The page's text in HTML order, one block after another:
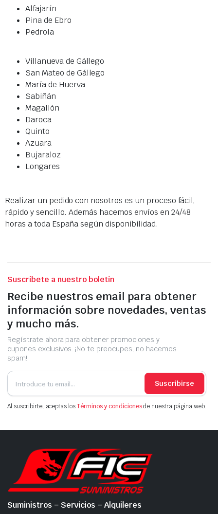
Alfajarín
Pina de Ebro
Pedrola
Villanueva de Gállego
San Mateo de Gállego
María de Huerva
Sabiñán
Magallón
Daroca
Quinto
Azuara
Bujaraloz
Longares
Realizar un pedido con nosotros es un proceso fácil,
rápido y sencillo. Además hacemos envíos en 24/48
horas a toda España según disponibilidad.
Suscríbete a nuestro boletín
Recibe nuestros email para obtener
información sobre novedades, ventas
y mucho más.
Regístrate ahora para obtener promociones y
cupones exclusivos. ¡No te preocupes, no hacemos
spam!
Suscribirse
Al suscribirte, aceptas losTérminos y condicionesde nuestra página web.
Suministros – Servicios – Alquileres